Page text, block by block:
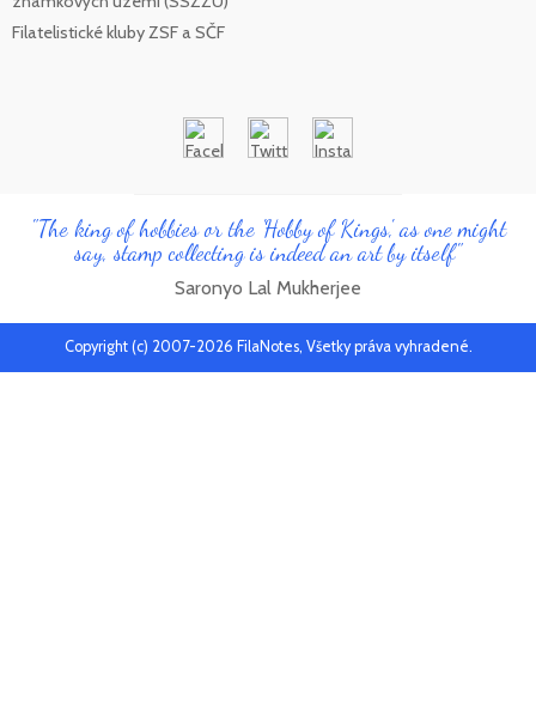
Filatelistické kluby ZSF a SČF
"The king of hobbies or the 'Hobby of Kings', as one might
say, stamp collecting is indeed an art by itself"
Saronyo Lal Mukherjee
Copyright (c) 2007-2026 FilaNotes, Všetky práva vyhradené.